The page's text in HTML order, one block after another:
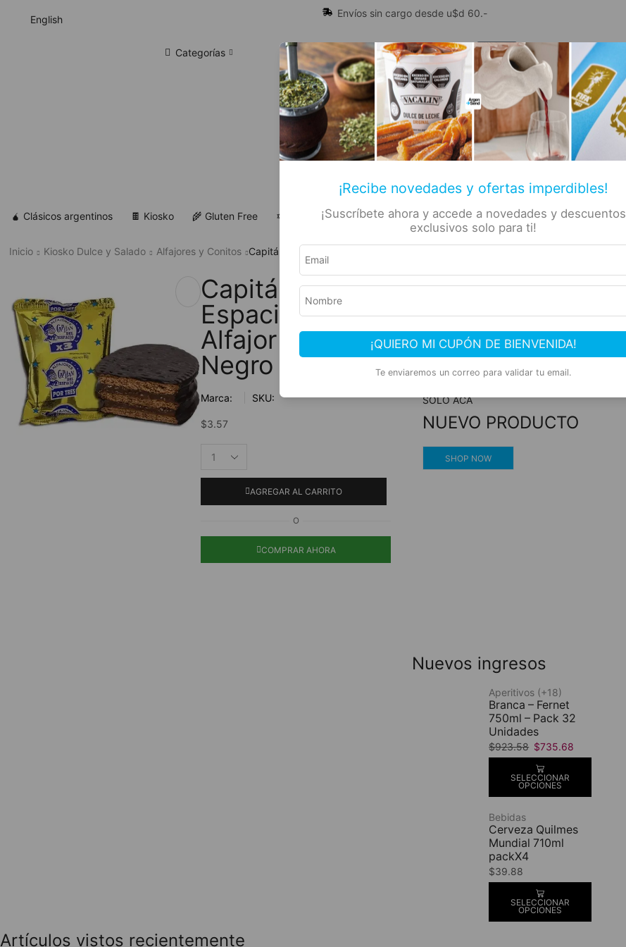
¡Recibe novedades y ofertas imperdibles!
¡Suscríbete ahora y accede a novedades y descuentos
exclusivos solo para ti!
¡QUIERO MI CUPÓN DE BIENVENIDA!
Te enviaremos un correo para validar tu email.
English
Envíos sin cargo desde u$d 60.-
Categorías 🔥 Alfajores y Golosinas
🧉 Clásicos argentinos 🍫 Kiosko 🌾 Gluten Free ✡ Koshers 📚 Libros 🏷️ Todas las categorías
Inicio Kiosko Dulce y Salado Alfajores y Conitos Capitán Del Espacio – Alfajor Triple Negro 80gr
Capitán Del
Espacio –
Alfajor Triple
Negro 80gr
Marca: SKU:
$3.57
AGREGAR AL CARRITO
O
COMPRAR AHORA
Compra segura
Experiencia de compra garantizada
SOLO ACÁ
NUEVO PRODUCTO
SHOP NOW
Nuevos ingresos
Aperitivos (+18)
Branca – Fernet
750ml – Pack 32
Unidades
$923.58 $735.68
SELECCIONAR
OPCIONES
Bebidas
Cerveza Quilmes
Mundial 710ml
packX4
$39.88
SELECCIONAR
OPCIONES
Artículos vistos recientemente